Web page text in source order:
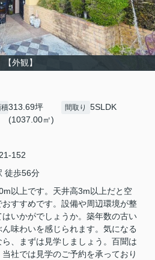
【外観】
313.69坪
(1037.00㎡)
間取り 5SLDK
152
徒歩56分
以上です。天井高3m以上だと空
すすめです。設備や周辺環境が整
いかがでしょうか。築年数の古い
味わいを感じられます。気になる
、まずは見学しましょう。百聞は
社では見学のご予約を承っており